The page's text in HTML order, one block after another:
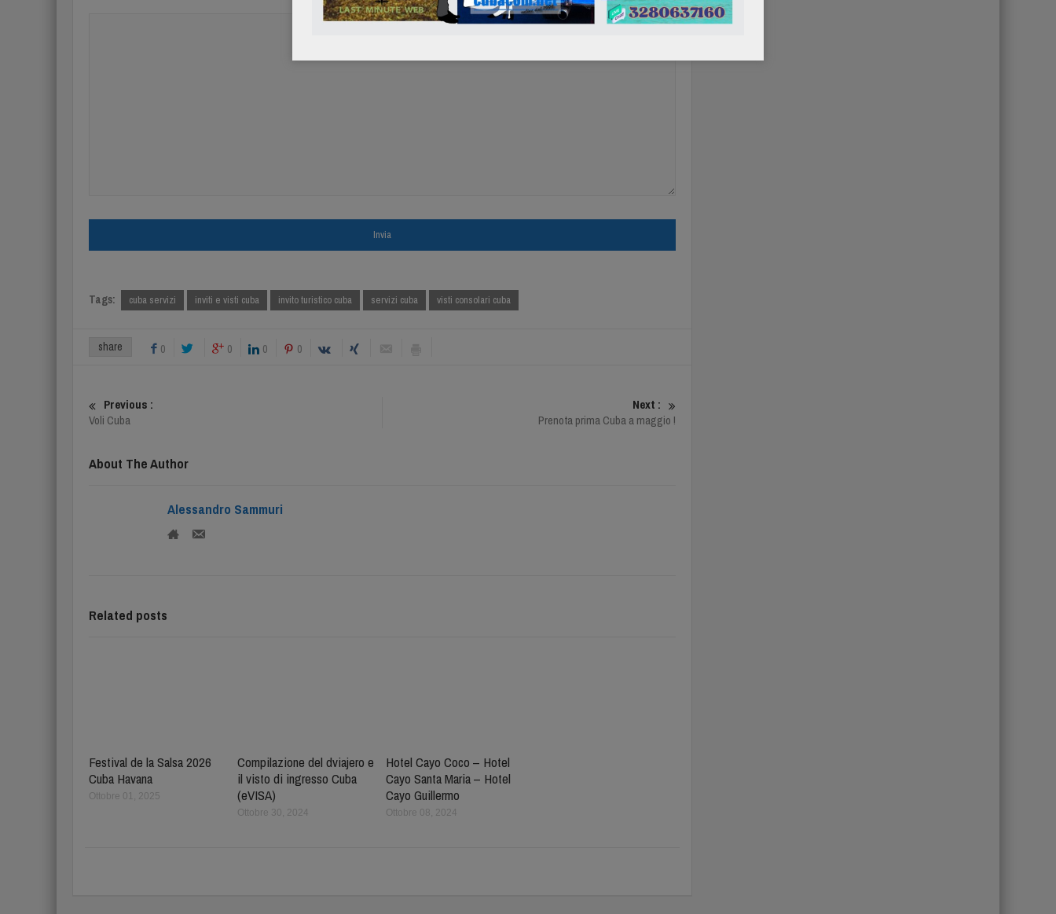
Tags: cuba servizi inviti e visti cuba invito turistico cuba servizi cuba visti consolari cuba
share 0 0 0 0
Previous :
Voli Cuba
Next :
Prenota prima Cuba a maggio !
About The Author
Alessandro Sammuri
Related posts
Festival de la Salsa 2026
Cuba Havana
Ottobre 01, 2025
Compilazione del dviajero e
il visto di ingresso Cuba
(eVISA)
Ottobre 30, 2024
Hotel Cayo Coco – Hotel
Cayo Santa Maria – Hotel
Cayo Guillermo
Ottobre 08, 2024